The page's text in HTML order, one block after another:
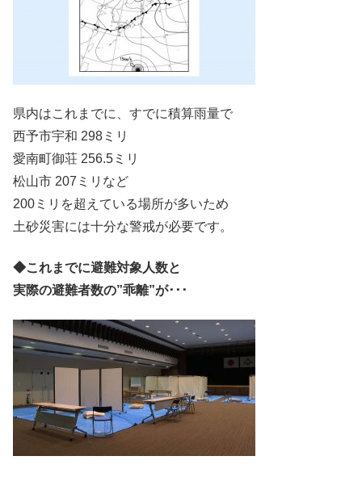
県内はこれまでに、すでに積算雨量で
西予市宇和 298ミリ
愛南町御荘 256.5ミリ
松山市 207ミリなど
200ミリを超えている場所が多いため
土砂災害には十分な警戒が必要です。
◆これまでに避難対象人数と
実際の避難者数の”乖離”が･･･